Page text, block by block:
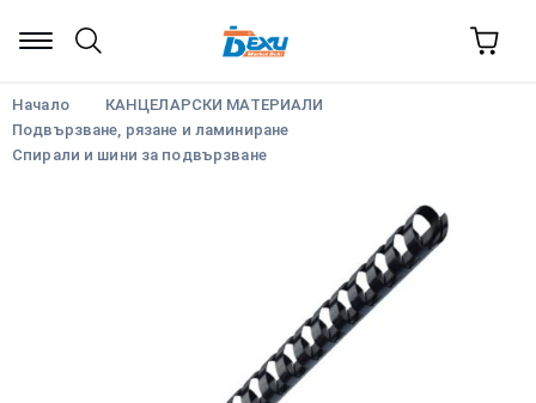
Начало
КАНЦЕЛАРСКИ МАТЕРИАЛИ
Подвързване, рязане и ламиниране
Спирали и шини за подвързване